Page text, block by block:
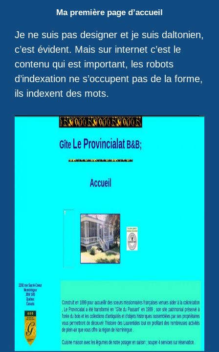
Ma première page d’accueil
Je ne suis pas designer et je suis daltonien,
c’est évident. Mais sur internet c’est le
contenu qui est important, les robots
d’indexation ne s’occupent pas de la forme,
ils indexent des mots.